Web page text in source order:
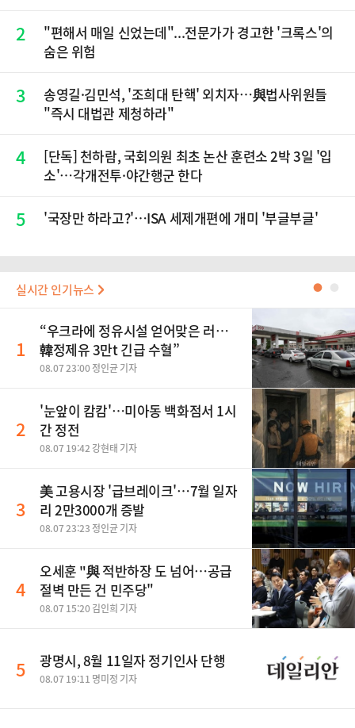
2
"편해서 매일 신었는데"...전문가가 경고한 '크록스'의
숨은 위험
3
송영길·김민석, '조희대 탄핵' 외치자…與법사위원들
"즉시 대법관 제청하라"
4
[단독] 천하람, 국회의원 최초 논산 훈련소 2박 3일 '입
소'…각개전투·야간행군 한다
5 '국장만 하라고?'…ISA 세제개편에 개미 '부글부글'
실시간 인기뉴스 ●
1
“우크라에 정유시설 얻어맞은 러…
韓정제유 3만t 긴급 수혈”
08.07 23:00 정인균 기자
2
'눈앞이 캄캄'…미아동 백화점서 1시
간 정전
08.07 19:42 강현태 기자
3
美 고용시장 '급브레이크'…7월 일자
리 2만3000개 증발
08.07 23:23 정인균 기자
4
오세훈 "與 적반하장 도 넘어…공급
절벽 만든 건 민주당"
08.07 15:20 김인희 기자
5 광명시, 8월 11일자 정기인사 단행
08.07 19:11 명미정 기자